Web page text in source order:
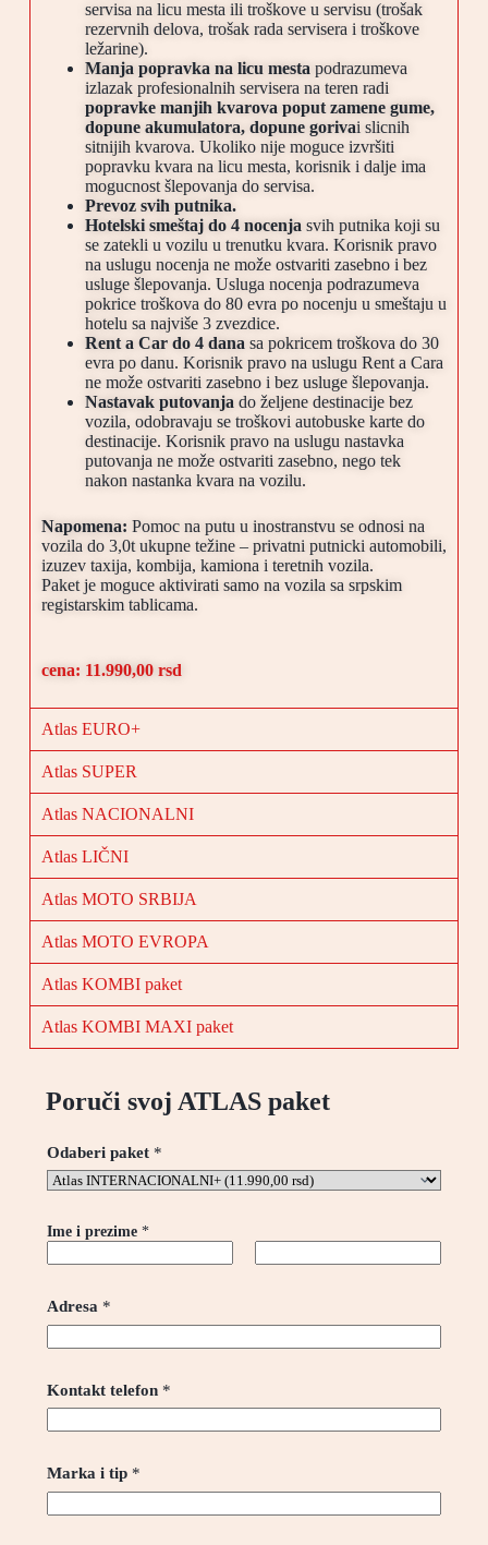
servisa na licu mesta ili troškove u servisu (trošak
rezervnih delova, trošak rada servisera i troškove
ležarine).
Manja popravka na licu mesta podrazumeva
izlazak profesionalnih servisera na teren radi
popravke manjih kvarova poput zamene gume,
dopune akumulatora, dopune gorivai slicnih
sitnijih kvarova. Ukoliko nije moguce izvršiti
popravku kvara na licu mesta, korisnik i dalje ima
mogucnost šlepovanja do servisa.
Prevoz svih putnika.
Hotelski smeštaj do 4 nocenja svih putnika koji su
se zatekli u vozilu u trenutku kvara. Korisnik pravo
na uslugu nocenja ne može ostvariti zasebno i bez
usluge šlepovanja. Usluga nocenja podrazumeva
pokrice troškova do 80 evra po nocenju u smeštaju u
hotelu sa najviše 3 zvezdice.
Rent a Car do 4 dana sa pokricem troškova do 30
evra po danu. Korisnik pravo na uslugu Rent a Cara
ne može ostvariti zasebno i bez usluge šlepovanja.
Nastavak putovanja do željene destinacije bez
vozila, odobravaju se troškovi autobuske karte do
destinacije. Korisnik pravo na uslugu nastavka
putovanja ne može ostvariti zasebno, nego tek
nakon nastanka kvara na vozilu.
Napomena: Pomoc na putu u inostranstvu se odnosi na
vozila do 3,0t ukupne težine – privatni putnicki automobili,
izuzev taxija, kombija, kamiona i teretnih vozila.
Paket je moguce aktivirati samo na vozila sa srpskim
registarskim tablicama.
cena: 11.990,00 rsd
Atlas EURO+
Atlas SUPER
Atlas NACIONALNI
Atlas LIČNI
Atlas MOTO SRBIJA
Atlas MOTO EVROPA
Atlas KOMBI paket
Atlas KOMBI MAXI paket
Poruči svoj ATLAS paket
Odaberi paket *
Ime i prezime *
Adresa *
Kontakt telefon *
Marka i tip *